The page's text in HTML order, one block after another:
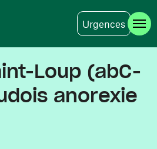
Urgences
Loup (abC-
anorexie